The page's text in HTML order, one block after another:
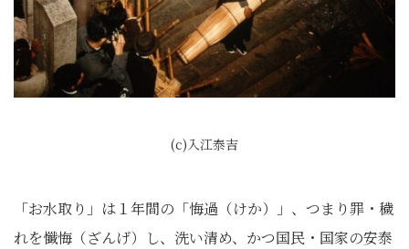
(c)入江泰吉
「お水取り」は１年間の「悔過（けか）」、つまり罪・穢
れを懺悔（ざんげ）し、洗い清め、かつ国民・国家の安泰